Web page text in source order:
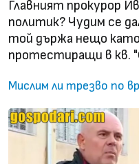
Главният прокурор
политик? Чудим се
той държа нещо
протестиращи в кв.
Мислим ли трезво по